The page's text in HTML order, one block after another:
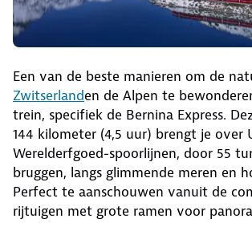
Een van de beste manieren om de
Zwitserlanden de Alpen te
trein, specifiek de Bernina Express.
144 kilometer (4,5 uur) brengt je over
Werelderfgoed-spoorlijnen, door 55
bruggen, langs glimmende meren en
Perfect te aanschouwen vanuit de
rijtuigen met grote ramen voor